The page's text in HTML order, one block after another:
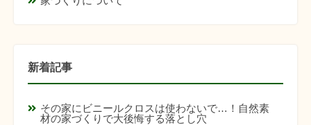
新着記事
その家にビニールクロスは使わないで…！自然素
材の家づくりで大後悔する落とし穴